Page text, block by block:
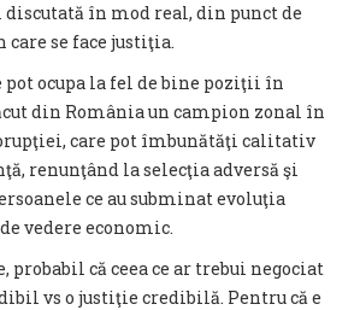
în mod real, din punct de
se face justiţia.
pot ocupa la fel de bine poziţii în
din România un campion zonal în
care pot îmbunătăţi calitativ
renunţând la selecţia adversă şi
ce au subminat evoluţia
vedere economic.
probabil că ceea ce ar trebui negociat
vs o justiţie credibilă. Pentru că e